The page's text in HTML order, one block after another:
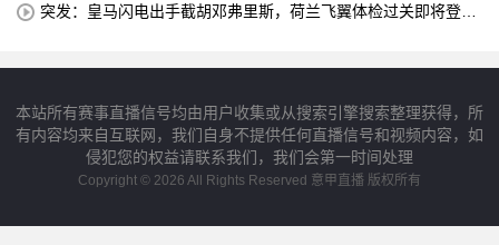
突发：皇马闪电出手截胡邓弗里斯，荷兰飞翼体检过关即将登陆
本站所有赛事直播信号均由用户收集或从搜索引擎搜索整理获得，所
有内容均来自互联网，我们自身不提供任何直播信号和视频内容，如
侵犯您的权益请联系我们，我们会第一时间处理
Copyright © 2026 All Rights Reserved 意甲直播 版权所有